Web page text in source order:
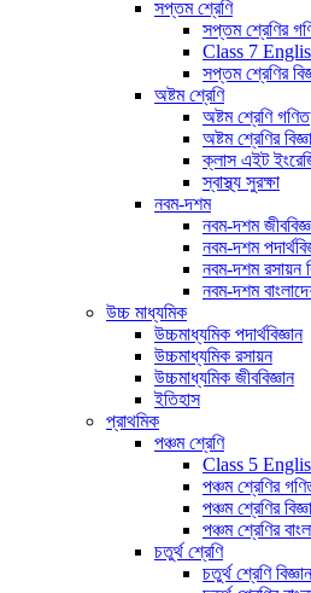
সপ্তম শ্রেণি
সপ্তম শ্রেণির
Class 7
সপ্তম শ্রেণির
অষ্টম শ্রেণি
অষ্টম শ্রেণি গণিত
অষ্টম শ্রেণির
ক্লাস এইট
স্বাস্থ্য সুরক্ষা
নবম-দশম
নবম-দশম
নবম-দশম
নবম-দশম রসায়ন
নবম-দশম
উচ্চ মাধ্যমিক
উচ্চমাধ্যমিক পদার্থবিজ্ঞান
উচ্চমাধ্যমিক রসায়ন
উচ্চমাধ্যমিক জীববিজ্ঞান
ইতিহাস
প্রাথমিক
পঞ্চম শ্রেণি
Class 5
পঞ্চম শ্রেণির
পঞ্চম শ্রেণির
পঞ্চম শ্রেণির
চতুর্থ শ্রেণি
চতুর্থ শ্রেণি বিজ্ঞান